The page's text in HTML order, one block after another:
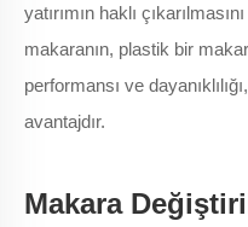
yatırımın haklı
makaranın, plastik bir
performansı ve
avantajdır.
Makara